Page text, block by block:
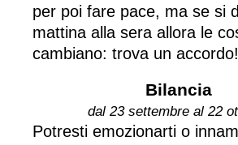
per poi fare pace, ma se si
mattina alla sera allora le
cambiano: trova un accordo!
Bilancia
dal 23 settembre al 22
Potresti emozionarti o